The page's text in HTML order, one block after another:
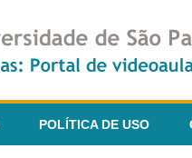
POLÍTICA DE USO